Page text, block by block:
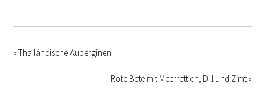
« Thailändische Auberginen
Rote Bete mit Meerrettich, Dill und Zimt »